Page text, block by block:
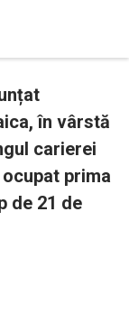
în vârstă
carierei
prima
de 21 de